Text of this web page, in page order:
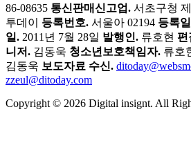
86-08635 통신판매신고업. 서초구청
투데이
등록번호. 서울아 02194 등록
일. 2011년 7월 28일 발행인. 류호현 편
니저. 김동욱 청소년보호책임자. 류호
김동욱 보도자료 수신.
zzeul@ditoday.com
Copyright © 2026 Digital insignt. All